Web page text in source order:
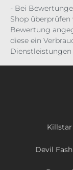
- Bei
Shop
Bewertung
diese ein
Dienstleistungen
Killstar
Devil